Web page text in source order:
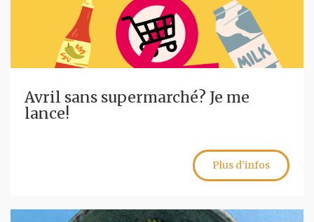
Avril sans supermarché? Je me
lance!
Plus d'infos